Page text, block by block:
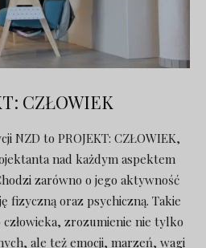
CZŁOWIEK
NZD to PROJEKT: CZŁOWIEK,
nad każdym aspektem
zarówno o jego aktywność
fizyczną oraz psychiczną. Takie
zrozumienie nie tylko
ale też emocji, marzeń, wagi